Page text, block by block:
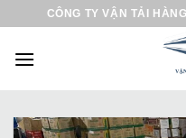
CÔNG TY VẬN TẢI